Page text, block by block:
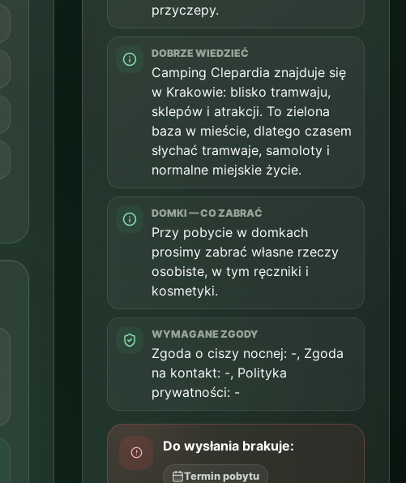
przyczepy.
DOBRZE WIEDZIEĆ
Camping Clepardia znajduje się
w Krakowie: blisko tramwaju,
sklepów i atrakcji. To zielona
baza w mieście, dlatego czasem
słychać tramwaje, samoloty i
normalne miejskie życie.
DOMKI — CO ZABRAĆ
Przy pobycie w domkach
prosimy zabrać własne rzeczy
osobiste, w tym ręczniki i
kosmetyki.
WYMAGANE ZGODY
Zgoda o ciszy nocnej: -, Zgoda
na kontakt: -, Polityka
prywatności: -
Do wysłania brakuje:
Termin pobytu